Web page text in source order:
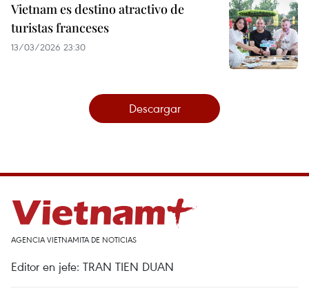
Vietnam es destino atractivo de
turistas franceses
13/03/2026 23:30
Descargar
AGENCIA VIETNAMITA DE NOTICIAS
Editor en jefe: TRAN TIEN DUAN